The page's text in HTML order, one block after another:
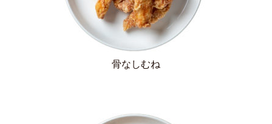
骨なしむね